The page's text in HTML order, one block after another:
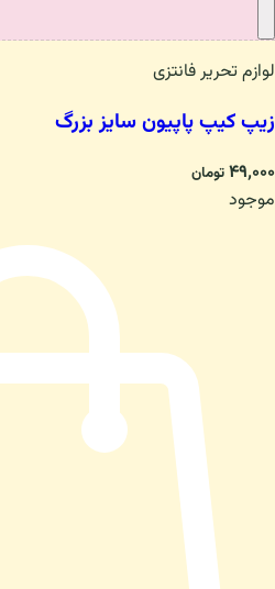
لوازم تحریر فانتزی
زیپ کیپ پاپیون سایز بزرگ
۴۹٬۰۰۰تومان
موجود